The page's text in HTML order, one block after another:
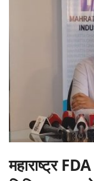
महाराष्ट्र